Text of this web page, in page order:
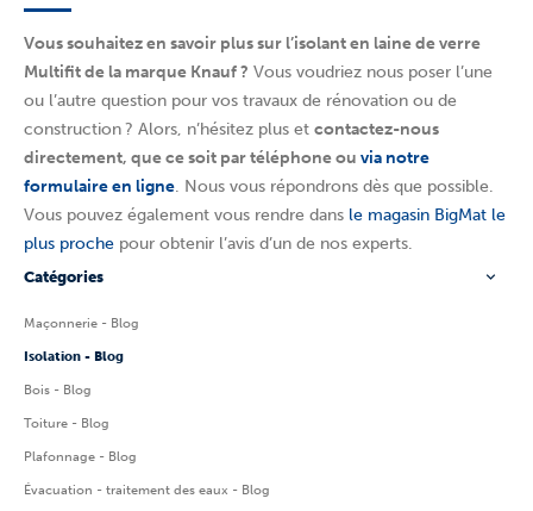
Vous souhaitez en savoir plus sur l’isolant en laine de verre
Multifit de la marque Knauf? Vous voudriez nous poser l’une
ou l’autre question pour vos travaux de rénovation ou de
construction ? Alors, n’hésitez plus et contactez-nous
directement, que ce soit par téléphone ou via notre
formulaire en ligne. Nous vous répondrons dès que possible.
Vous pouvez également vous rendre dans le magasin BigMat le
plus proche pour obtenir l’avis d’un de nos experts.
Catégories
Maçonnerie - Blog
Isolation - Blog
Bois - Blog
Toiture - Blog
Plafonnage - Blog
Évacuation - traitement des eaux - Blog